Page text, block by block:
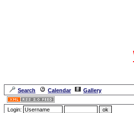
Search Calendar
Gallery
Login: